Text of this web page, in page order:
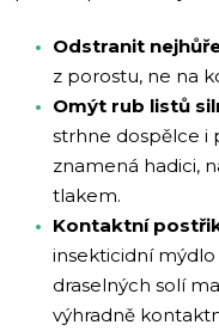
Odstranit
z porostu, ne na
Omýt rub listů
strhne dospělce i
znamená hadici,
tlakem.
Kontaktní
insekticidní
draselných solí
výhradně